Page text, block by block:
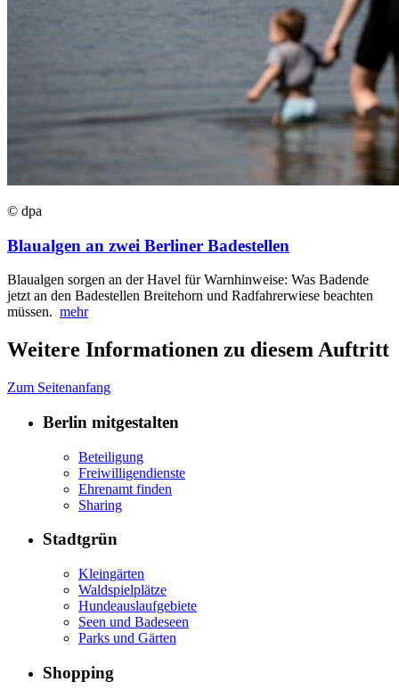
© dpa
Blaualgen an zwei Berliner Badestellen
Blaualgen sorgen an der Havel für Warnhinweise: Was Badende
jetzt an den Badestellen Breitehorn und Radfahrerwiese beachten
müssen. mehr
Weitere Informationen zu diesem Auftritt
Zum Seitenanfang
Berlin mitgestalten
Beteiligung
Freiwilligendienste
Ehrenamt finden
Sharing
Stadtgrün
Kleingärten
Waldspielplätze
Hundeauslaufgebiete
Seen und Badeseen
Parks und Gärten
Shopping